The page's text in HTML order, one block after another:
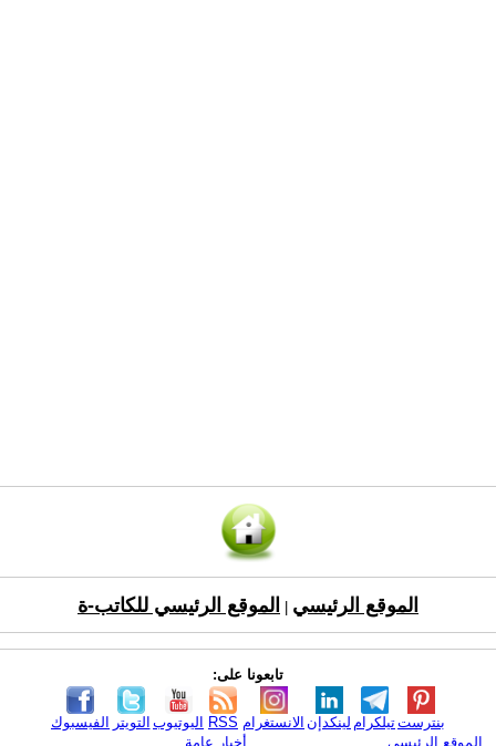
الموقع الرئيسي الموقع الرئيسي للكاتب-ة
تابعونا على:
الفيسبوك التويتر اليوتيوب RSS الانستغرام لينكدإن تيلكرامبنترست
الموقع الرئيسي
أخبار عامة